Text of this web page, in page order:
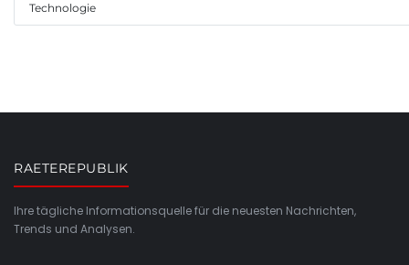
Technologie
RAETEREPUBLIK
Ihre tägliche Informationsquelle für die neuesten Nachrichten,
Trends und Analysen.